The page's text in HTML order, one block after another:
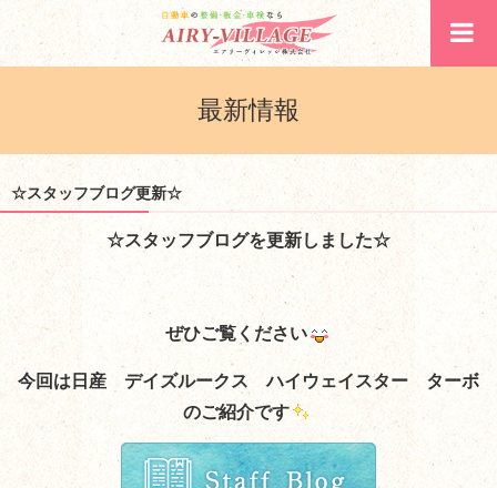
最新情報
☆スタッフブログ更新☆
☆スタッフブログを更新しました☆
ぜひご覧ください
今回は日産 デイズルークス ハイウェイスター ターボ
のご紹介です